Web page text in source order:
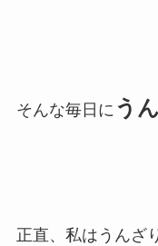
そんな毎日に う
正直、私はうんざ